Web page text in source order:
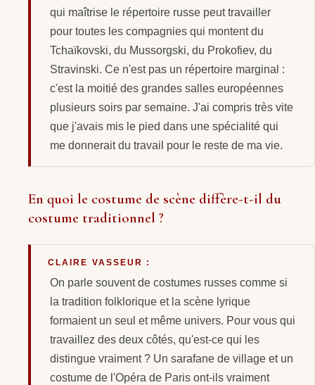
qui maîtrise le répertoire russe peut travailler
pour toutes les compagnies qui montent du
Tchaïkovski, du Mussorgski, du Prokofiev, du
Stravinski. Ce n'est pas un répertoire marginal :
c'est la moitié des grandes salles européennes
plusieurs soirs par semaine. J'ai compris très vite
que j'avais mis le pied dans une spécialité qui
me donnerait du travail pour le reste de ma vie.
En quoi le costume de scène diffère-t-il du
costume traditionnel ?
CLAIRE VASSEUR :
On parle souvent de costumes russes comme si
la tradition folklorique et la scène lyrique
formaient un seul et même univers. Pour vous qui
travaillez des deux côtés, qu'est-ce qui les
distingue vraiment ? Un sarafane de village et un
costume de l'Opéra de Paris ont-ils vraiment